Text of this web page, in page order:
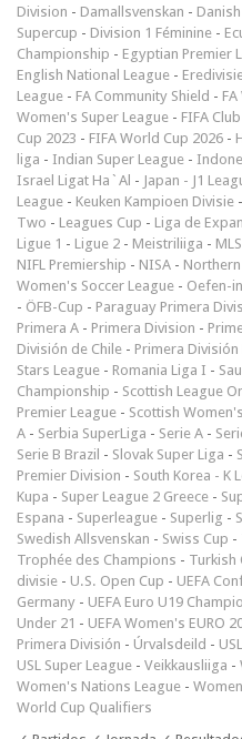
Division - Damallsvenskan -
Supercup - Division 1 Féminine -
Championship - Egyptian Premier
English National League -
League - FA Community Shield -
Women's Super League - FIFA
Cup 2023 - FIFA World Cup 2026 -
liga - Indian Super League -
Israel Ligat Ha`Al - Japan - J1
League - Keuken Kampioen Divisie -
Two - Leagues Cup - Liga de
Ligue 1 - Ligue 2 - Meistriliiga - MLS
NIFL Premiership - NISA -
Women's Soccer League - Oefen-
- ÖFB-Cup - Paraguay Primera
Primera A - Primera Division -
División de Chile - Primera División
Stars League - Romania Liga I -
Championship - Scottish League
Premier League - Scottish
A - Serbia SuperLiga - Serie A -
Serie B Brazil - Slovak Super Liga -
Premier Division - South Korea - K
Kupa - Super League 2 Greece -
Espana - Superleague - Superlig -
Swedish Allsvenskan - Swiss Cup -
Trophée des Champions - Turkish
divisie - U.S. Open Cup - UEFA
Germany - UEFA Euro U19
Under 21 - UEFA Women's EURO
Primera División - Úrvalsdeild -
USL Super League - Veikkausliiga -
Women's Nations League -
World Cup Qualifiers